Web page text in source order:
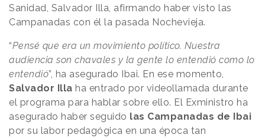
Sanidad, Salvador Illa, afirmando haber visto las
Campanadas con él la pasada Nochevieja.
“Pensé que era un movimiento político. Nuestra
audiencia son chavales y la gente lo entendió como lo
entendió”, ha asegurado Ibai. En ese momento,
Salvador Illa ha entrado por videollamada durante
el programa para hablar sobre ello. El Exministro ha
asegurado haber seguido las Campanadas de Ibai
por su labor pedagógica en una época tan